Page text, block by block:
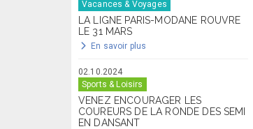
Vacances & Voyages
LA LIGNE PARIS-MODANE ROUVRE
LE 31 MARS
En savoir plus
02.10.2024
Sports & Loisirs
VENEZ ENCOURAGER LES
COUREURS DE LA RONDE DES SEMI
EN DANSANT